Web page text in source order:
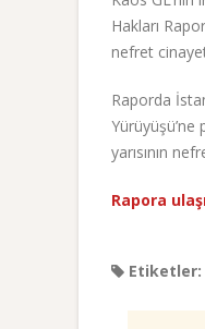
Hakları
nefret
Raporda
Yürüyüşü’ne
yarısının
Rapora
Etiketler: